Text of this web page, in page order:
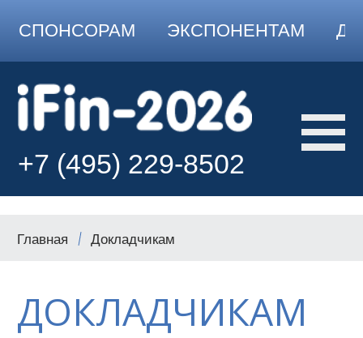
СПОНСОРАМ ЭКСПОНЕНТАМ
+7 (495) 229-8502
Главная Докладчикам
ДОКЛАДЧИКАМ